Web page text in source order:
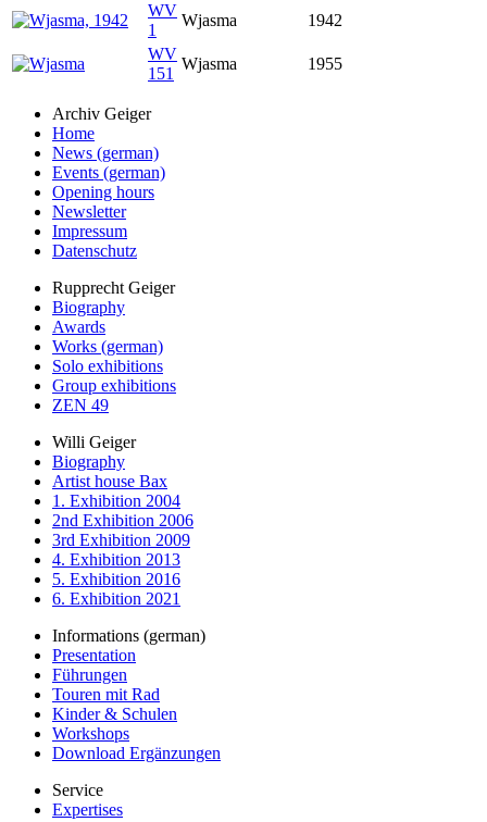
WV
1
Wjasma
1942
WV
151
Wjasma 1955
Archiv Geiger
Home
News (german)
Events (german)
Opening hours
Newsletter
Impressum
Datenschutz
Rupprecht Geiger
Biography
Awards
Works (german)
Solo exhibitions
Group exhibitions
ZEN 49
Willi Geiger
Biography
Artist house Bax
1. Exhibition 2004
2nd Exhibition 2006
3rd Exhibition 2009
4. Exhibition 2013
5. Exhibition 2016
6. Exhibition 2021
Informations (german)
Presentation
Führungen
Touren mit Rad
Kinder & Schulen
Workshops
Download Ergänzungen
Service
Expertises